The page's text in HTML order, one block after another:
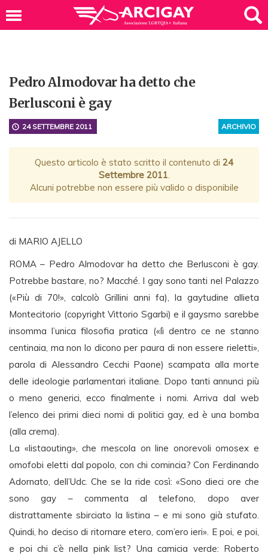
Pedro Almodovar ha detto che
Berlusconi è gay
ARCHIVIO
24 SETTEMBRE 2011
Questo articolo è stato scritto il contenuto di 24
Settembre 2011.
Alcuni potrebbe non essere più valido o disponibile
di MARIO AJELLO
ROMA – Pedro Almodovar ha detto che Berlusconi è gay.
Potrebbe bastare, no? Macché. I gay sono tanti nel Palazzo
(«Più di 70!», calcolò Grillini anni fa), la gaytudine allieta
Montecitorio (copyright Vittorio Sgarbi) e il gaysmo sarebbe
insomma l’unica filosofia pratica («lì dentro ce ne stanno
centinaia, ma non lo dicono per paura di non essere rieletti»,
parola di Alessandro Cecchi Paone) scampata alla morte
delle ideologie parlamentari italiane. Dopo tanti annunci più
o meno generici, ecco finalmente i nomi. Arriva dal web
l’elenco dei primi dieci nomi di politici gay, ed è una bomba
(alla crema).
La «listaouting», che mescola on line onorevoli omosex e
omofobi eletti dal popolo, con chi comincia? Con Ferdinando
Adornato, dell’Udc. Che se la ride così: «Sono dieci ore che
sono gay – commenta al telefono, dopo aver
distrattamente sbirciato la listina – e mi sono già stufato.
Quindi, ho deciso di ritornare etero, com’ero ieri». E poi, e poi,
e poi chi c’è nella pink list? Una camicia verde: Roberto